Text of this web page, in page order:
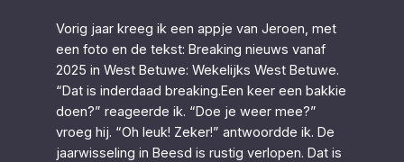
Vorig jaar kreeg ik een appje van Jeroen, met
een foto en de tekst: Breaking nieuws vanaf
2025 in West Betuwe: Wekelijks West Betuwe.
“Dat is inderdaad breaking.Een keer een bakkie
doen?” reageerde ik. “Doe je weer mee?”
vroeg hij. “Oh leuk! Zeker!” antwoordde ik. De
jaarwisseling in Beesd is rustig verlopen. Dat is